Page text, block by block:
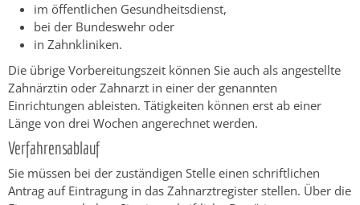
im öffentlichen Gesundheitsdienst,
bei der Bundeswehr oder
in Zahnkliniken.
Die übrige Vorbereitungszeit können Sie auch als angestellte
Zahnärztin oder Zahnarzt in einer der genannten
Einrichtungen ableisten. Tätigkeiten können erst ab einer
Länge von drei Wochen angerechnet werden.
Verfahrensablauf
Sie müssen bei der zuständigen Stelle einen schriftlichen
Antrag auf Eintragung in das Zahnarztregister stellen. Über die